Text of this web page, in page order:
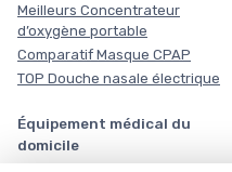
Meilleurs Concentrateur
d’oxygène portable
Comparatif Masque CPAP
TOP Douche nasale électrique
Équipement médical du
domicile